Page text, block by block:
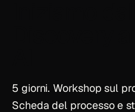
5 giorni. Workshop sul
Scheda del processo e